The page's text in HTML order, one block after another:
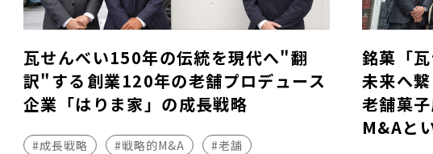
瓦せんべい150年の伝統を現代へ"翻
訳"する――創業120年の老舗プロデュース
企業「はりま家」の成長戦略
#成長戦略 #戦略的M&A
#老舗
銘菓「
未来へ繋
老舗菓
M&Aと